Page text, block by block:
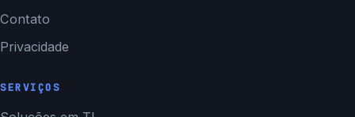
Contato
Privacidade
SERVIÇOS